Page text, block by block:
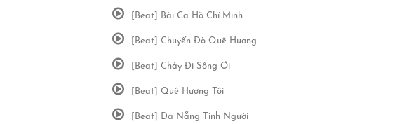
[Beat] Bài Ca Hồ Chí Minh
[Beat] Chuyến Đò Quê Hương
[Beat] Chảy Đi Sông Ơi
[Beat] Quê Hương Tôi
[Beat] Đà Nẵng Tình Người